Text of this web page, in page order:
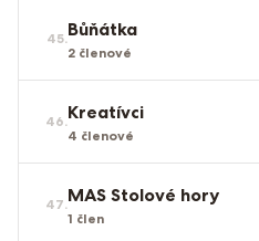
45.Bůňátka
2 členové
46.Kreatívci
4 členové
47.MAS Stolové hory
1 člen